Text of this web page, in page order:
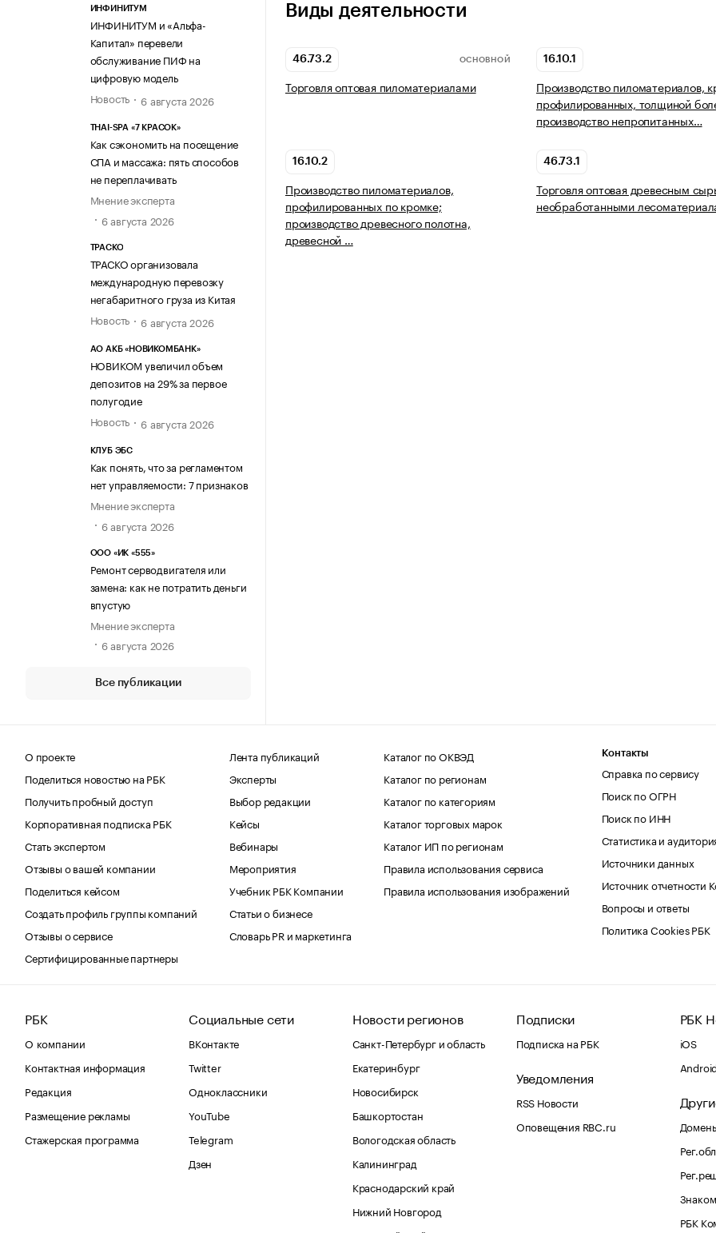
ИНФИНИТУМ
ИНФИНИТУМ и «Альфа-
Капитал» перевели
обслуживание ПИФ на
цифровую модель
Новость
6 августа 2026
THAI-SPA «7 КРАСОК»
Как сэкономить на посещение
СПА и массажа: пять способов
не переплачивать
Мнение эксперта
6 августа 2026
ТРАСКО
ТРАСКО организовала
международную перевозку
негабаритного груза из Китая
Новость
6 августа 2026
АО АКБ «НОВИКОМБАНК»
НОВИКОМ увеличил объем
депозитов на 29% за первое
полугодие
Новость
6 августа 2026
КЛУБ ЭБС
Как понять, что за регламентом
нет управляемости: 7 признаков
Мнение эксперта
6 августа 2026
ООО «ИК «555»
Ремонт серводвигателя или
замена: как не потратить деньги
впустую
Мнение эксперта
6 августа 2026
Все публикации
Виды деятельности
46.73.2 ОСНОВНОЙ
Торговля оптовая пиломатериалами
16.10.1
Производство пиломатериалов,
профилированных, толщиной
производство непропитанных…
16.10.2
Производство пиломатериалов,
профилированных по кромке;
производство древесного полотна,
древесной …
46.73.1
Торговля оптовая древесным
необработанными
О проекте
Поделиться новостью на РБК
Получить пробный доступ
Корпоративная подписка РБК
Стать экспертом
Отзывы о вашей компании
Поделиться кейсом
Создать профиль группы компаний
Отзывы о сервисе
Сертифицированные партнеры
Лента публикаций
Эксперты
Выбор редакции
Кейсы
Вебинары
Мероприятия
Учебник РБК Компании
Статьи о бизнесе
Словарь PR и маркетинга
Каталог по ОКВЭД
Каталог по регионам
Каталог по категориям
Каталог торговых марок
Каталог ИП по регионам
Правила использования сервиса
Правила использования изображений
Контакты
Справка по сервису
Поиск по ОГРН
Поиск по ИНН
Статистика и
Источники данных
Источник отчетности
Вопросы и ответы
Политика Cookies РБК
РБК
О компании
Контактная информация
Редакция
Размещение рекламы
Стажерская программа
Социальные сети
ВКонтакте
Twitter
Одноклассники
YouTube
Telegram
Дзен
Новости регионов
Санкт-Петербург и область
Екатеринбург
Новосибирск
Башкортостан
Вологодская область
Калининград
Краснодарский край
Нижний Новгород
Подписки
Подписка на РБК
Уведомления
RSS Новости
Оповещения RBC.ru
РБК
iOS
РБК